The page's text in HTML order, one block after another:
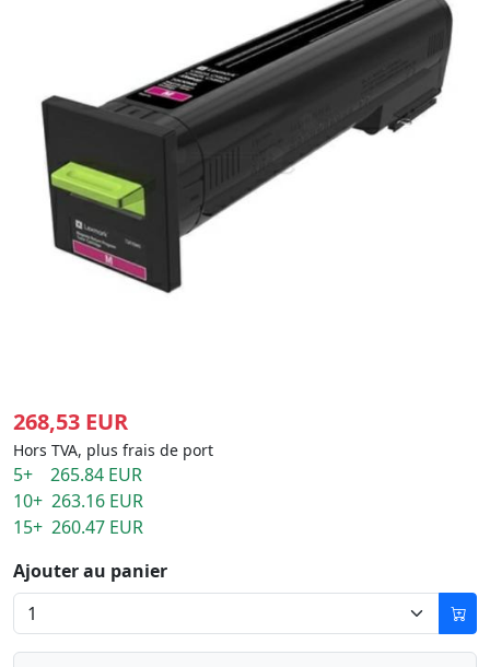
268,53 EUR
Hors TVA, plus frais de port
5+ 265.84 EUR
10+ 263.16 EUR
15+ 260.47 EUR
Ajouter au panier